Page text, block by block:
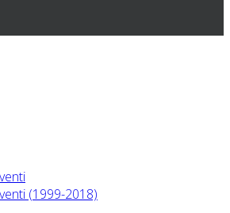
(1999-2018)